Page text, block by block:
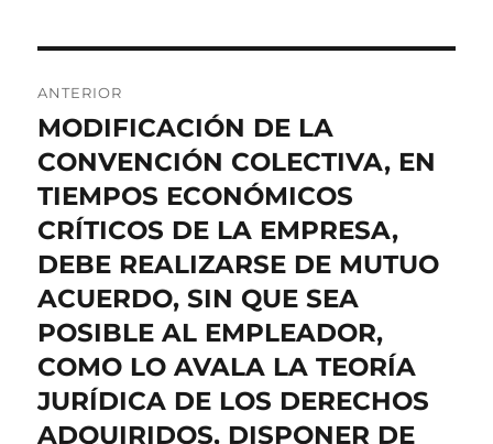
de
entradas
ANTERIOR
Entrada
anterior:
MODIFICACIÓN DE LA
CONVENCIÓN COLECTIVA, EN
TIEMPOS ECONÓMICOS
CRÍTICOS DE LA EMPRESA,
DEBE REALIZARSE DE MUTUO
ACUERDO, SIN QUE SEA
POSIBLE AL EMPLEADOR,
COMO LO AVALA LA TEORÍA
JURÍDICA DE LOS DERECHOS
ADQUIRIDOS, DISPONER DE